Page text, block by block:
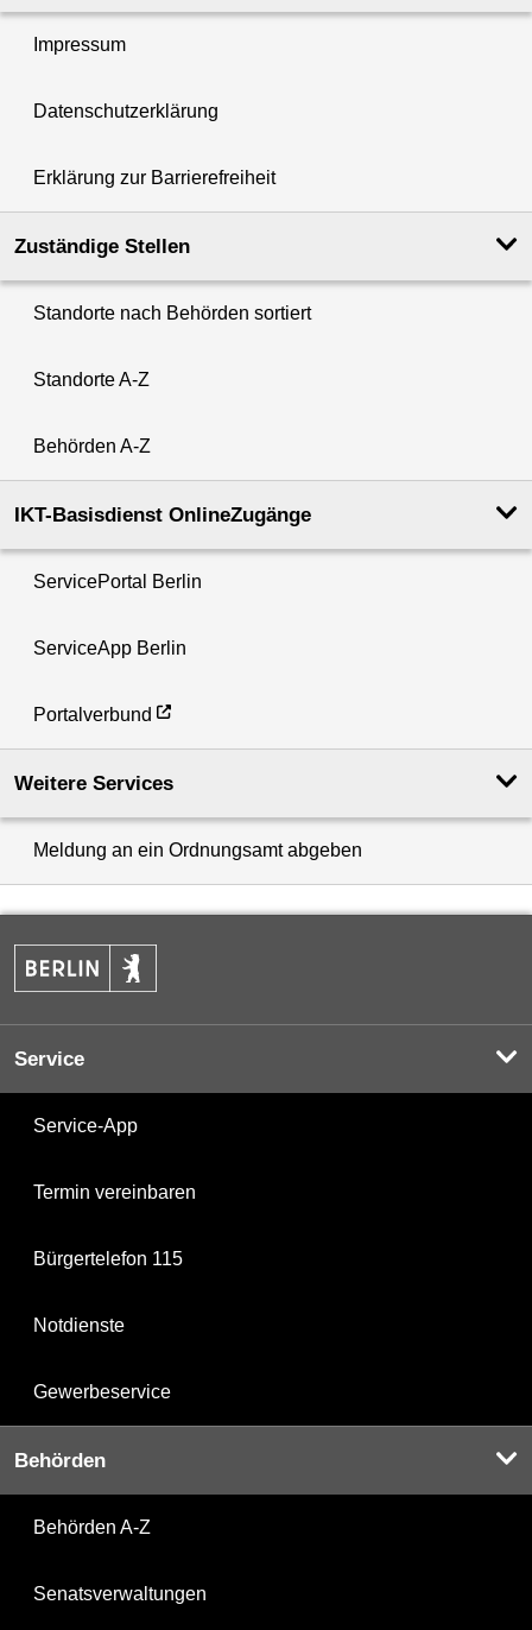
Impressum
Datenschutzerklärung
Erklärung zur Barrierefreiheit
Zuständige Stellen
Standorte nach Behörden sortiert
Standorte A-Z
Behörden A-Z
IKT-Basisdienst OnlineZugänge
ServicePortal Berlin
ServiceApp Berlin
Portalverbund
Weitere Services
Meldung an ein Ordnungsamt abgeben
Service
Service-App
Termin vereinbaren
Bürgertelefon 115
Notdienste
Gewerbeservice
Behörden
Behörden A-Z
Senatsverwaltungen